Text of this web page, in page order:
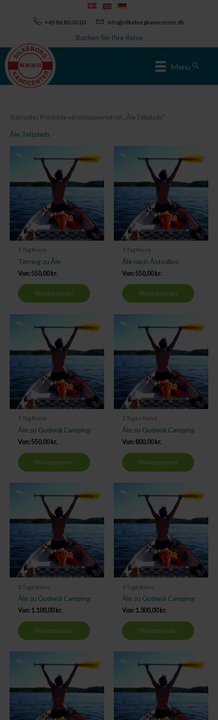
+45 86 80 30 03 info@silkeborgkanocenter.dk
Buchen Sie Ihre Reise
Menu
Startseite/ Produkte verschlagwortet mit „Åle Teltplads“
Åle Teltplads
1 Tag Reise
Tørring zu Åle
Von:550,00 kr.
Weiterlesen
1 Tag Reise
Åle nach Åstedbro
Von:550,00 kr.
Weiterlesen
1 Tag Reise
Åle zu Gudenå Camping
Von:550,00 kr.
Weiterlesen
2 Tages Reise
Åle zu Gudenå Camping
Von: 800,00 kr.
Weiterlesen
3 Tage Reise
Åle zu Gudenå Camping
Von: 1.100,00 kr.
Weiterlesen
4 Tage Reise
Åle zu Gudenå Camping
Von: 1.300,00 kr.
Weiterlesen